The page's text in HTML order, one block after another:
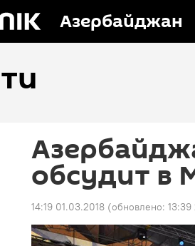
Азербайджан
обсудит в
14:19 01.03.2018 (обновлено: